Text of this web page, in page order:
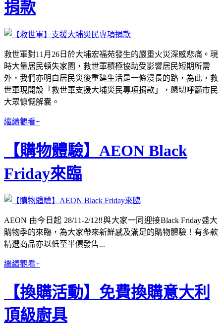
捐款
救世軍對11月26日於大埔宏福苑發生的嚴重火災深感悲痛。現
時大量居民頓失家園，救世軍積極協助受影響居民短期所需
外，我們亦明白居民災後重建生活是一條漫長的路，為此，救
世軍現開設「救世軍支援大埔災民專項捐款」，懇切呼籲市民
大眾慷慨解囊。
繼續觀看+
【購物體驗】AEON Black
Friday來臨
AEON 由今日起 28/11-2/12‼️與大家一同迎接Black Friday盛大
購物季的來臨，為大家帶來新鮮感及滿足的購物體驗！有多款
精選商品亦以低至半價發售...
繼續觀看+
【換購活動】免費換購意大利
頂級廚具